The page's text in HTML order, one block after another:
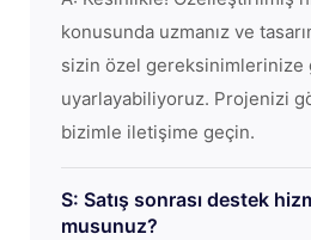
konusunda uzmanız ve
sizin özel gereksinimlerinize
uyarlayabiliyoruz. Projenizi
bizimle iletişime geçin.
S: Satış sonrası destek
musunuz?